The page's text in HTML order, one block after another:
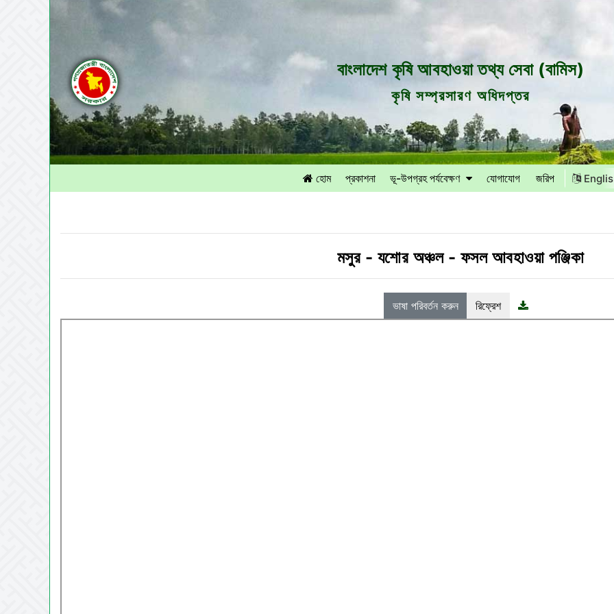
বাংলাদেশ কৃষি আবহাওয়া তথ্য সেবা (বামিস)
কৃষি সম্প্রসারণ অধিদপ্তর
হোম প্রকাশনা ভূ-উপগ্রহ পর্যবেক্ষণ যোগাযোগ জরিপ
মসুর - যশোর অঞ্চল- ফসল আবহাওয়া পঞ্জিকা
ভাষা পরিবর্তন করুন রিফ্রেশ